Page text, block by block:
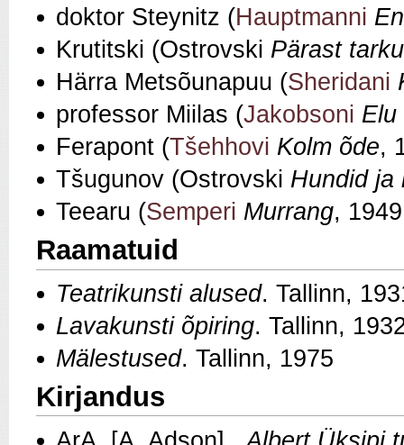
doktor Steynitz (Hauptmanni
Krutitski (Ostrovski Pärast
Härra Metsõunapuu (Sheridani
professor Miilas (Jakobsoni Elu
Ferapont (Tšehhovi Kolm õde,
Tšugunov (Ostrovski Hundid ja
Teearu (Semperi Murrang,
Raamatuid
Teatrikunsti alused. Tallinn,
Lavakunsti õpiring. Tallinn,
Mälestused. Tallinn, 1975
Kirjandus